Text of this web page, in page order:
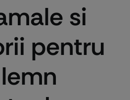
si
pentru